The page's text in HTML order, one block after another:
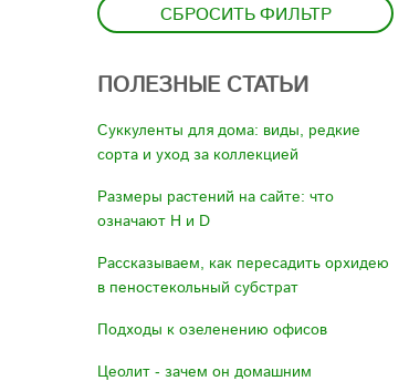
СБРОСИТЬ ФИЛЬТР
ПОЛЕЗНЫЕ СТАТЬИ
Суккуленты для дома: виды, редкие
сорта и уход за коллекцией
Размеры растений на сайте: что
означают H и D
Рассказываем, как пересадить орхидею
в пеностекольный субстрат
Подходы к озеленению офисов
Цеолит - зачем он домашним